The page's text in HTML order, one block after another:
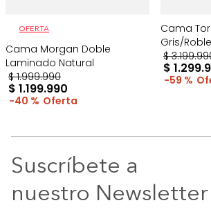
OFERTA
Cama Morgan Doble
Laminado Natural
$ 1.999.990
$ 1.199.990
40 %
Cama
Gris/Roble
$ 3.199.
$ 1.299.
59 %
Suscríbete a
nuestro Newsletter